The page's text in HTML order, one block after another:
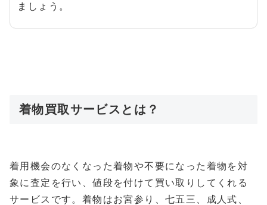
ましょう。
着物買取サービスとは？
着用機会のなくなった着物や不要になった着物を対
象に査定を行い、値段を付けて買い取りしてくれる
サービスです。着物はお宮参り、七五三、成人式、